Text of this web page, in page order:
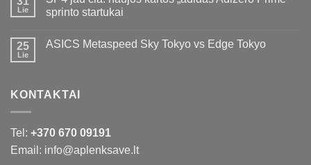
Lie
sprinto startukai
25
Lie
ASICS Metaspeed Sky Tokyo vs Edge Tokyo
KONTAKTAI
Tel: +370 670 09191
Email: info@aplenksave.lt